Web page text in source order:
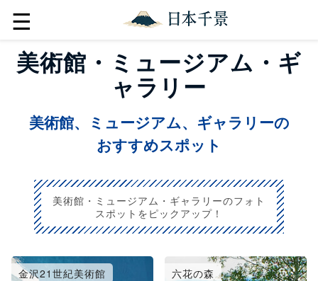
☰
美術館・ミュージアム・ギ
ャラリー
美術館、ミュージアム、ギャラリーの
おすすめスポット
美術館・ミュージアム・ギャラリーのフォト
スポットをピックアップ！
金沢21世紀美術館 六花の森